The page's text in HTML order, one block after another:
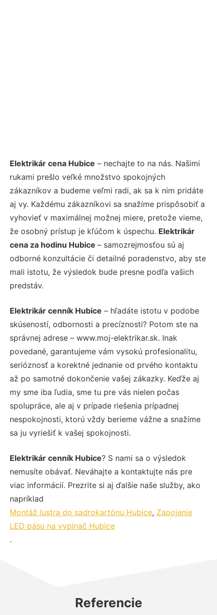
Elektrikár cena Hubice – nechajte to na nás. Našimi
rukami prešlo veľké množstvo spokojných
zákazníkov a budeme veľmi radi, ak sa k nim pridáte
aj vy. Každému zákazníkovi sa snažíme prispôsobiť a
vyhovieť v maximálnej možnej miere, pretože vieme,
že osobný prístup je kľúčom k úspechu. Elektrikár
cena za hodinu Hubice – samozrejmosťou sú aj
odborné konzultácie či detailné poradenstvo, aby ste
mali istotu, že výsledok bude presne podľa vašich
predstáv.
Elektrikár cenník Hubice – hľadáte istotu v podobe
skúseností, odbornosti a precíznosti? Potom ste na
správnej adrese – www.moj-elektrikar.sk. Inak
povedané, garantujeme vám vysokú profesionalitu,
serióznosť a korektné jednanie od prvého kontaktu
až po samotné dokončenie vašej zákazky. Keďže aj
my sme iba ľudia, sme tu pre vás nielen počas
spolupráce, ale aj v prípade riešenia prípadnej
nespokojnosti, ktorú vždy berieme vážne a snažíme
sa ju vyriešiť k vašej spokojnosti.
Elektrikár cenník Hubice? S nami sa o výsledok
nemusíte obávať. Neváhajte a kontaktujte nás pre
viac informácií. Prezrite si aj ďalšie naše služby, ako
napríklad
Montáž lustra do sadrokartónu Hubice, Zapojenie
LED pásu na vypínač Hubice
.
Referencie